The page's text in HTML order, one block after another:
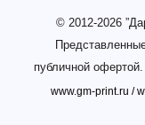
© 2012-2026
публичной
www.gm-print.ru /